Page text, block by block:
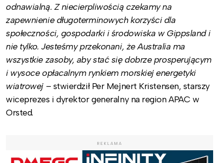
odnawialną. Z niecierpliwością czekamy na
zapewnienie długoterminowych korzyści dla
społeczności, gospodarki i środowiska w Gippsland i
nie tylko. Jesteśmy przekonani, że Australia ma
wszystkie zasoby, aby stać się dobrze prosperującym
i wysoce opłacalnym rynkiem morskiej energetyki
wiatrowej– stwierdził Per Mejnert Kristensen, starszy
wiceprezes i dyrektor generalny na region APAC w
Orsted.
REKLAMA